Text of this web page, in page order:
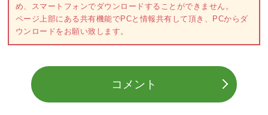
め、スマートフォンでダウンロードすることができません。
ページ上部にある共有機能でPCと情報共有して頂き、PCからダ
ウンロードをお願い致します。
コメント